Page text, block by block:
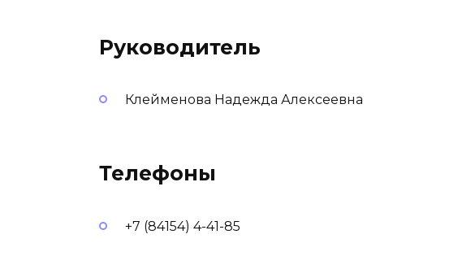
Руководитель
Клейменова Надежда Алексеевна
Телефоны
+7 (84154) 4-41-85